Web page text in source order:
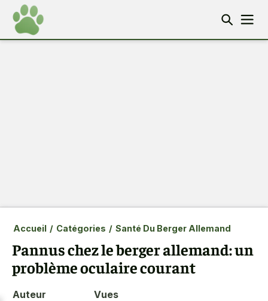
Accueil / Catégories / Santé Du Berger Allemand
Pannus chez le berger allemand: un
problème oculaire courant
Auteur
Vues